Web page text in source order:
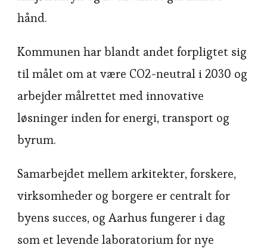
hånd.
Kommunen har blandt andet forpligtet sig
til målet om at være CO2-neutral i 2030 og
arbejder målrettet med innovative
løsninger inden for energi, transport og
byrum.
Samarbejdet mellem arkitekter, forskere,
virksomheder og borgere er centralt for
byens succes, og Aarhus fungerer i dag
som et levende laboratorium for nye